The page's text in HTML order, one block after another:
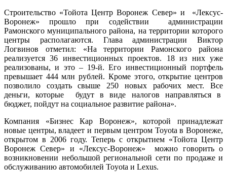
Строительство «Тойота Центр Воронеж Север» и «Лексус-
Воронеж» прошло при содействии администрации
Рамонского муниципального района, на территории которого
центры располагаются. Глава администрации Виктор
Логвинов отметил: «На территории Рамонского района
реализуется 36 инвестиционных проектов. 18 из них уже
реализованы, и это – 19-й. Его инвестиционный портфель
превышает 444 млн рублей. Кроме этого, открытие центров
позволило создать свыше 250 новых рабочих мест. Все
деньги, которые будут в виде налогов направляться в
бюджет, пойдут на социальное развитие района».
Компания «Бизнес Кар Воронеж», которой принадлежат
новые центры, владеет и первым центром Toyota в Воронеже,
открытом в 2006 году. Теперь с открытием «Тойота Центр
Воронеж Север» и «Лексус-Воронеж» можно говорить о
возникновении небольшой региональной сети по продаже и
обслуживанию автомобилей Toyota и Lexus.